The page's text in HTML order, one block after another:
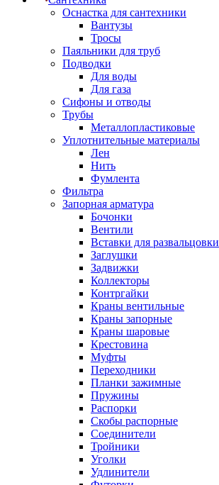
Оснастка для сантехники
Вантузы
Тросы
Паяльники для труб
Подводки
Для воды
Для газа
Сифоны и отводы
Трубы
Металлопластиковые
Уплотнительные материалы
Лен
Нить
Фумлента
Фильтра
Запорная арматура
Бочонки
Вентили
Вставки для развальцовки
Заглушки
Задвижки
Коллекторы
Контргайки
Краны вентильные
Краны запорные
Краны шаровые
Крестовина
Муфты
Переходники
Планки зажимные
Пружины
Распорки
Скобы распорные
Соединители
Тройники
Уголки
Удлинители